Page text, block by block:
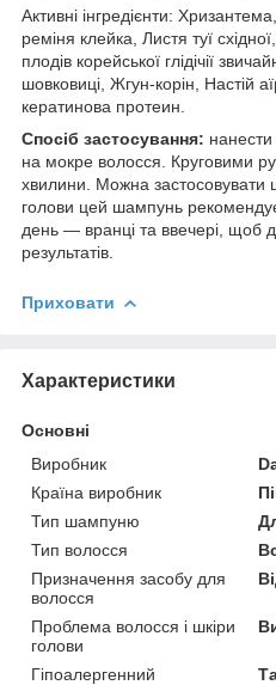
Активні інгредієнти:
реміня клейка, Листя туї
плодів корейської глідічії
шовковиці, Жгун-корін, Настій
кератинова протеин.
Спосіб застосування: нанести
на мокре волосся. Круговими
хвилини. Можна застосовувати
голови цей шампунь
день — вранці та ввечері, щоб
результатів.
Приховати
Характеристики
Основні
Виробник
Країна виробник
Тип шампуню
Тип волосся
Призначення засобу для
волосся
Проблема волосся і шкіри
голови
Гіпоалергенний